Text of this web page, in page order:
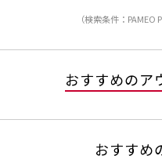
（検索条件：PAMEO
おすすめのア
おすすめ